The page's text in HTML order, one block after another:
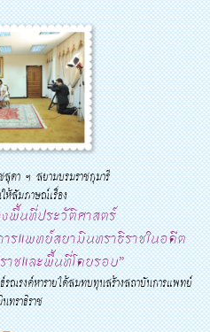
สุดา ฯ สยามบรมราชกุมารี
ห้สัมภาษณ์เรื่อง
พื้นที่ประวัติศาสตร์
รแพทย์สยามินทราธิราชในอดีต
าชและพื้นที่โดยรอบ”
รณรงค์หารายได้สมทบทุนสร้างสถาบันการแพทย์
ทราธิราช